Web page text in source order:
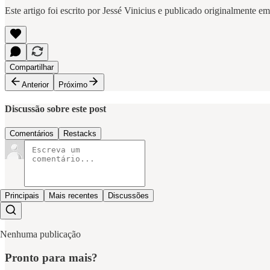
Este artigo foi escrito por Jessé Vinicius e publicado originalmente em
Compartilhar
Anterior
Próximo
Discussão sobre este post
Comentários Restacks
Principais Mais recentes Discussões
Nenhuma publicação
Pronto para mais?